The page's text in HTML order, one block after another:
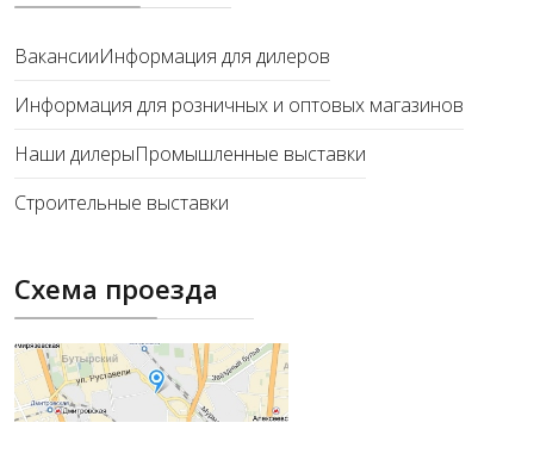
ВакансииИнформация для дилеров
Информация для розничных и оптовых магазинов
Наши дилерыПромышленные выставки
Строительные выставки
Схема проезда